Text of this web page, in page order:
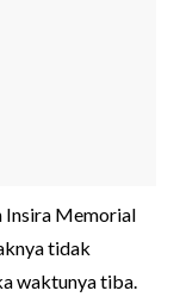
Insira Memorial
tidak
waktunya tiba.